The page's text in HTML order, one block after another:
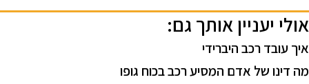
יעניין אותך גם:
עובד רכב היברידי
דינו של אדם המסיע רכב בכוח גופו